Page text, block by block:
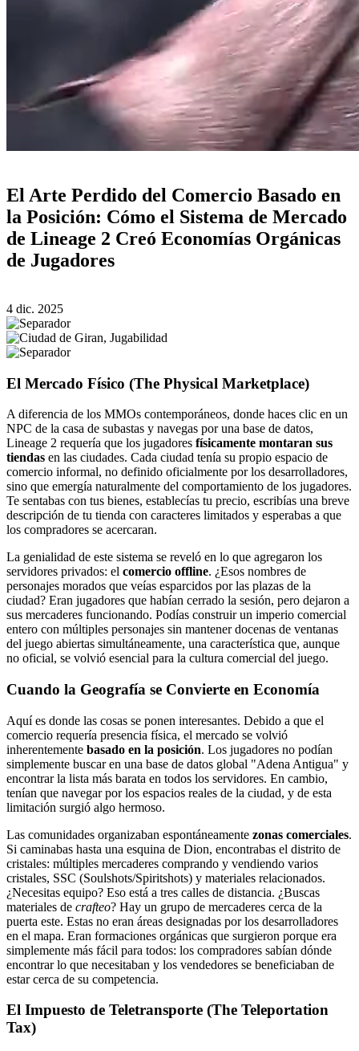
El Arte Perdido del Comercio Basado en
la Posición: Cómo el Sistema de Mercado
de Lineage 2 Creó Economías Orgánicas
de Jugadores
4 dic. 2025
El Mercado Físico (The Physical Marketplace)
A diferencia de los MMOs contemporáneos, donde haces clic en un
NPC de la casa de subastas y navegas por una base de datos,
Lineage 2 requería que los jugadores físicamente montaran sus
tiendas en las ciudades. Cada ciudad tenía su propio espacio de
comercio informal, no definido oficialmente por los desarrolladores,
sino que emergía naturalmente del comportamiento de los jugadores.
Te sentabas con tus bienes, establecías tu precio, escribías una breve
descripción de tu tienda con caracteres limitados y esperabas a que
los compradores se acercaran.
La genialidad de este sistema se reveló en lo que agregaron los
servidores privados: el comercio offline. ¿Esos nombres de
personajes morados que veías esparcidos por las plazas de la
ciudad? Eran jugadores que habían cerrado la sesión, pero dejaron a
sus mercaderes funcionando. Podías construir un imperio comercial
entero con múltiples personajes sin mantener docenas de ventanas
del juego abiertas simultáneamente, una característica que, aunque
no oficial, se volvió esencial para la cultura comercial del juego.
Cuando la Geografía se Convierte en Economía
Aquí es donde las cosas se ponen interesantes. Debido a que el
comercio requería presencia física, el mercado se volvió
inherentemente basado en la posición. Los jugadores no podían
simplemente buscar en una base de datos global "Adena Antigua" y
encontrar la lista más barata en todos los servidores. En cambio,
tenían que navegar por los espacios reales de la ciudad, y de esta
limitación surgió algo hermoso.
Las comunidades organizaban espontáneamente zonas comerciales.
Si caminabas hasta una esquina de Dion, encontrabas el distrito de
cristales: múltiples mercaderes comprando y vendiendo varios
cristales, SSC (Soulshots/Spiritshots) y materiales relacionados.
¿Necesitas equipo? Eso está a tres calles de distancia. ¿Buscas
materiales de crafteo? Hay un grupo de mercaderes cerca de la
puerta este. Estas no eran áreas designadas por los desarrolladores
en el mapa. Eran formaciones orgánicas que surgieron porque era
simplemente más fácil para todos: los compradores sabían dónde
encontrar lo que necesitaban y los vendedores se beneficiaban de
estar cerca de su competencia.
El Impuesto de Teletransporte (The Teleportation
Tax)